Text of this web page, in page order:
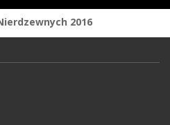
2016